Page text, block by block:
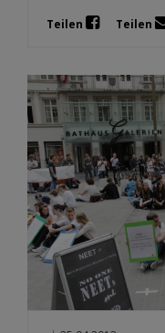
Teilen Teilen